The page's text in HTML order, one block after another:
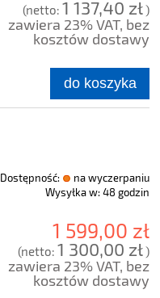
(netto: 1 137,40 zł)
zawiera 23% VAT, bez
kosztów dostawy
do koszyka
Dostępność:
na wyczerpaniu
Wysyłka w: 48 godzin
1 599,00 zł
(netto: 1 300,00 zł)
zawiera 23% VAT, bez
kosztów dostawy